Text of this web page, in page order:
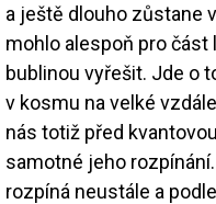
a ještě dlouho zůstane
mohlo alespoň pro
bublinou vyřešit. Jde o
v kosmu na velké
nás totiž před
samotné jeho
rozpíná neustále a